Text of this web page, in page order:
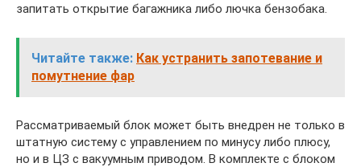
запитать открытие багажника либо лючка бензобака.
Читайте также: Как устранить запотевание и
помутнение фар
Рассматриваемый блок может быть внедрен не только в
штатную систему с управлением по минусу либо плюсу,
но и в ЦЗ с вакуумным приводом. В комплекте с блоком